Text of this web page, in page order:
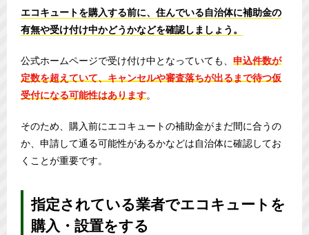
エコキュートを購入する前に、住んでいる自治体に補助金の
有無や受け付け中かどうかなどを確認しましょう。
公式ホームページで受け付け中となっていても、 申込件数が
定数を超えていて、キャンセルや審査落ちが出るまで待つ仮
受付になる可能性はあります。
そのため、購入前にエコキュートの補助金がまだ間に合うの
か、申請して通る可能性があるかなどは自治体に確認してお
くことが重要です。
指定されている業者でエコキュートを
購入・設置をする